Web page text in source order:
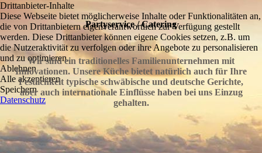
Partyservice / Catering
Wir sind ein traditionelles Familienunternehmen mit
Innovationen. Unsere Küche bietet natürlich auch für Ihre
Festlichkeit typische schwäbische und deutsche Gerichte,
aber auch internationale Einflüsse haben bei uns Einzug
gehalten.
Drittanbieter-Inhalte
Diese Webseite bietet möglicherweise Inhalte oder Funktionalitäten an,
die von Drittanbietern eigenverantwortlich zur Verfügung gestellt
werden. Diese Drittanbieter können eigene Cookies setzen, z.B. um
die Nutzeraktivität zu verfolgen oder ihre Angebote zu personalisieren
und zu optimieren.
Ablehnen
Alle akzeptieren
Speichern
Datenschutz